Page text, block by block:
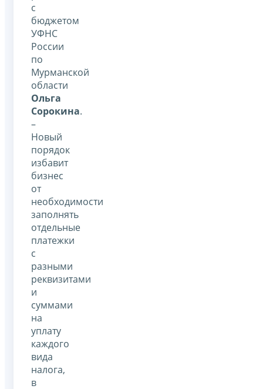
с
бюджетом
УФНС
России
по
Мурманской
области
Ольга
Сорокина.
–
Новый
порядок
избавит
бизнес
от
необходимости
заполнять
отдельные
платежки
с
разными
реквизитами
и
суммами
на
уплату
каждого
вида
налога,
в